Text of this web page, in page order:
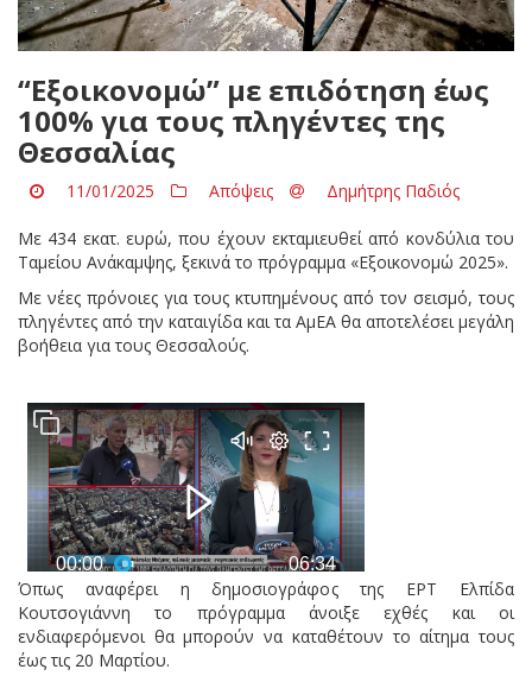
“Εξοικονομώ” με επιδότηση έως
100% για τους πληγέντες της
Θεσσαλίας
11/01/2025 Απόψεις Δημήτρης Παδιός
Με 434 εκατ. ευρώ, που έχουν εκταμιευθεί από κονδύλια του
Ταμείου Ανάκαμψης, ξεκινά το πρόγραμμα «Εξοικονομώ 2025».
Με νέες πρόνοιες για τους κτυπημένους από τον σεισμό, τους
πληγέντες από την καταιγίδα και τα ΑμΕΑ θα αποτελέσει μεγάλη
βοήθεια για τους Θεσσαλούς.
Όπως αναφέρει η δημοσιογράφος της ΕΡΤ Ελπίδα
Κουτσογιάννη το πρόγραμμα άνοιξε εχθές και οι
ενδιαφερόμενοι θα μπορούν να καταθέτουν το αίτημα τους
έως τις 20 Μαρτίου.